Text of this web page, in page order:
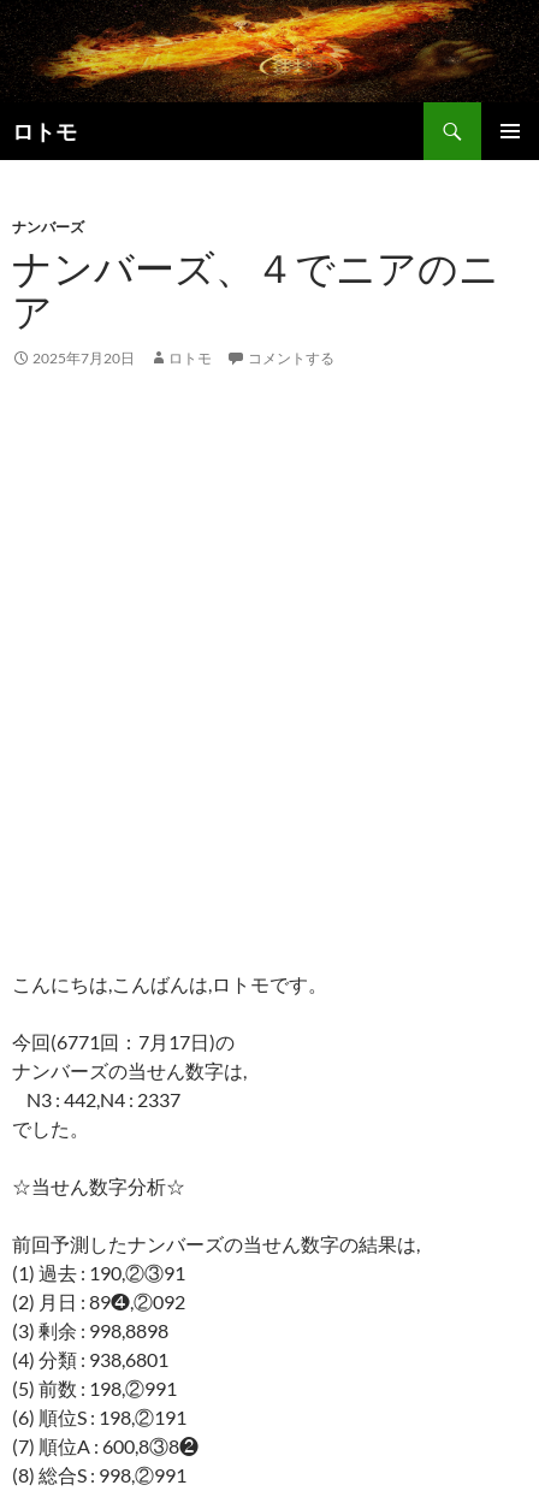
コ
ン
テ
ン
ツ
へ
プ
ロトモ
索
ナンバーズ
ナンバーズ、４でニアのニ
ア
2025年7月20日 ロトモ コメントする
こんにちは,こんばんは,ロトモです。
今回(6771回：7月17日)の
ナンバーズの当せん数字は,
N3 : 442,N4 : 2337
でした。
☆当せん数字分析☆
前回予測したナンバーズの当せん数字の結果は,
(1) 過去 : 190,②③91
(2) 月日 : 89❹,②092
(3) 剰余 : 998,8898
(4) 分類 : 938,6801
(5) 前数 : 198,②991
(6) 順位S : 198,②191
(7) 順位A : 600,8③8❷
(8) 総合S : 998,②991